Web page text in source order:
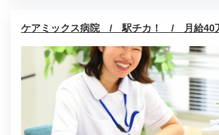
ケアミックス病院 / 駅チカ！ / 月給40